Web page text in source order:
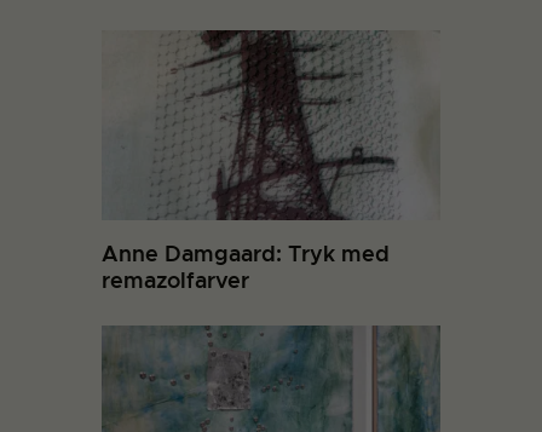
Anne Damgaard: Tryk med
remazolfarver